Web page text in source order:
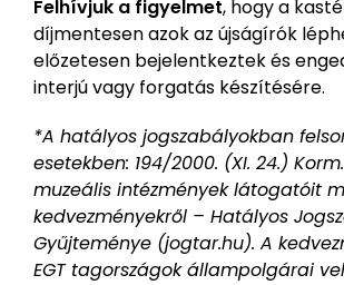
Felhívjuk a figyelmet, hogy a
díjmentesen azok az újságírók
előzetesen bejelentkeztek és
interjú vagy forgatás készítésére.
*A hatályos jogszabályokban
esetekben: 194/2000. (XI. 24.)
muzeális intézmények látogatóit
kedvezményekről – Hatályos
Gyűjteménye (jogtar.hu). A
EGT tagországok állampolgárai